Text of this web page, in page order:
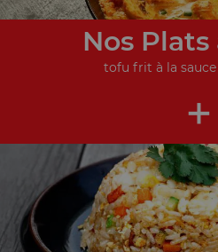
Nos Plats
tofu frit à la
+